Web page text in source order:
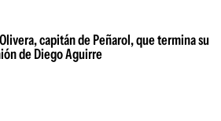
capitán de Peñarol, que termina su
de Diego Aguirre